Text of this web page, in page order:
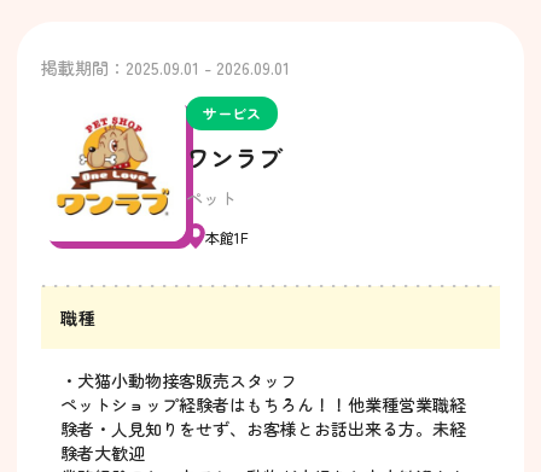
掲載期間：2025.09.01 - 2026.09.01
サービス
ワンラブ
ペット
本館1F
職種
・犬猫小動物接客販売スタッフ
ペットショップ経験者はもちろん！！他業種営業職経
験者・人見知りをせず、お客様とお話出来る方。未経
験者大歓迎